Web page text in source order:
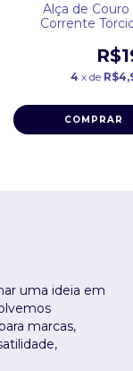
Alça de
Corrente
4 x de
COMPRAR
uma ideia em
marcas,